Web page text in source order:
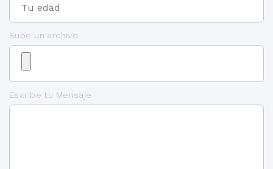
Sube un archivo
Escribe tu Mensaje